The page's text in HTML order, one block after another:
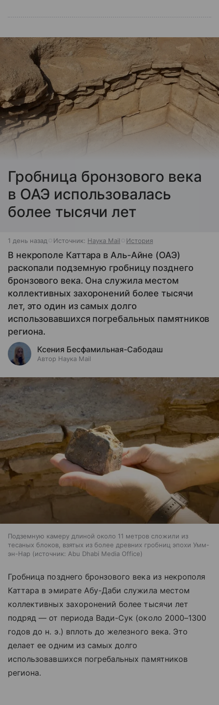
Гробница бронзового века
в ОАЭ использовалась
более тысячи лет
1 день назад Источник: Наука Mail История
В некрополе Каттара в Аль-Айне (ОАЭ)
раскопали подземную гробницу позднего
бронзового века. Она служила местом
коллективных захоронений более тысячи
лет, это один из самых долго
использовавшихся погребальных памятников
региона.
Ксения Бесфамильная-Сабодаш
Автор Наука Mail
Подземную камеру длиной около 11 метров сложили из
тесаных блоков, взятых из более древних гробниц эпохи Умм-
эн-Нар
источник: Abu Dhabi Media Office
Гробница позднего бронзового века из некрополя
Каттара в эмирате Абу-Даби служила местом
коллективных захоронений более тысячи лет
подряд — от периода Вади-Сук (около 2000–1300
годов до н. э.) вплоть до железного века. Это
делает ее одним из самых долго
использовавшихся погребальных памятников
региона.